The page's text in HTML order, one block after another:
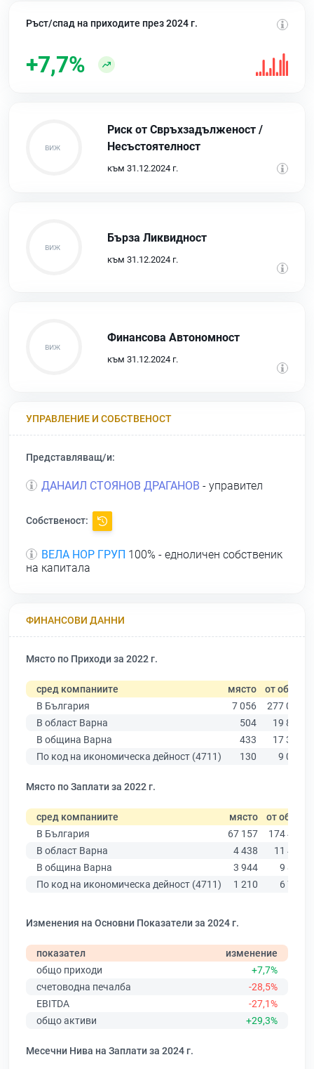
Ръст/спад на приходите през 2024 г.
+7,7%
Риск от Свръхзадълженост /
Несъстоятелност
към 31.12.2024 г.
Бърза Ликвидност
към 31.12.2024 г.
Финансова Автономност
към 31.12.2024 г.
УПРАВЛЕНИЕ И СОБСТВЕНОСТ
Представляващ/и:
ДАНАИЛ СТОЯНОВ ДРАГАНОВ - управител
Собственост:
ВЕЛА НОР ГРУП 100% - едноличен собственик
на капитала
ФИНАНСОВИ ДАННИ
Място по Приходи за 2022 г.
сред компаниите място от общо
В България
7 056
277 019
В област Варна
504
19 882
В община Варна
433
17 349
По код на икономическа дейност (4711)
130 9 025
Място по Заплати за 2022 г.
сред компаниите място от общо
В България
67 157
174 403
В област Варна
4 438
11 437
В община Варна
3 944
9 876
По код на икономическа дейност (4711)
1 210 6 773
Изменения на Основни Показатели за 2024 г.
показател
изменение
общо приходи
+7,7%
счетоводна печалба
-28,5%
EBITDA
-27,1%
общо активи
+29,3%
Месечни Нива на Заплати за 2024 г.